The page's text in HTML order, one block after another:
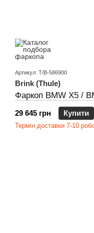
Артикул: T/B-586900
Brink (Thule)
Фаркоп BMW X5 /
29 645 грн Купити
Термін доставки 7-10